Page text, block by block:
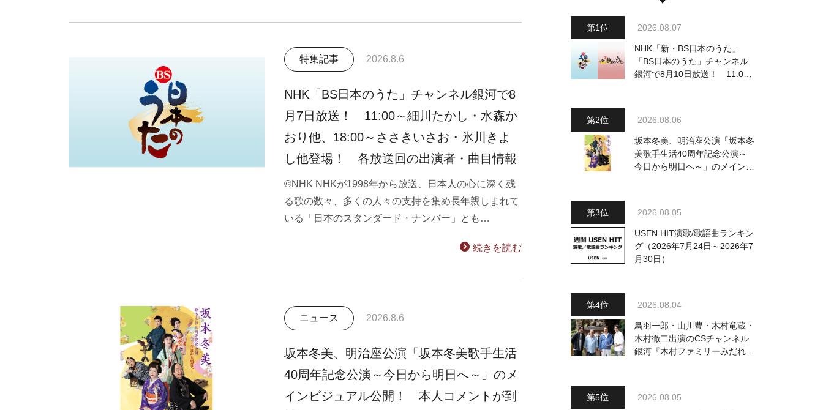
特集記事 2026.8.6
NHK「BS日本のうた」チャンネル銀河で8
月7日放送！ 11:00～細川たかし・水森か
おり他、18:00～ささきいさお・氷川きよ
し他登場！ 各放送回の出演者・曲目情報
©NHK NHKが1998年から放送、日本人の心に深く残
る歌の数々、多くの人々の支持を集め長年親しまれて
いる「日本のスタンダード・ナンバー」とも…
続きを読む
ニュース 2026.8.6
坂本冬美、明治座公演「坂本冬美歌手生活
40周年記念公演～今日から明日へ～」のメ
インビジュアル公開！ 本人コメントが到
2026.08.07
NHK「新・BS日本のうた」
「BS日本のうた」チャンネル
銀河で8月10日放送！ 11:00
出演者・曲目情報
2026.08.06
坂本冬美、明治座公演「坂本冬
美歌手生活40周年記念公演～
今日から明日へ～」のメインビ
2026.08.05
USEN HIT演歌/歌謡曲ランキン
グ（2026年7月24日～2026年7
月30日）
2026.08.04
鳥羽一郎・山川豊・木村竜蔵・
木村徹二出演のCSチャンネル
銀河『木村ファミリーみだれ旅
2026.08.05